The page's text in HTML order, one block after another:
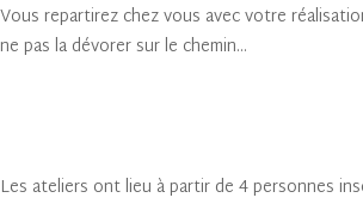
Vous repartirez chez vous avec votre
ne pas la dévorer sur le chemin…
Les ateliers ont lieu à partir de 4 personnes